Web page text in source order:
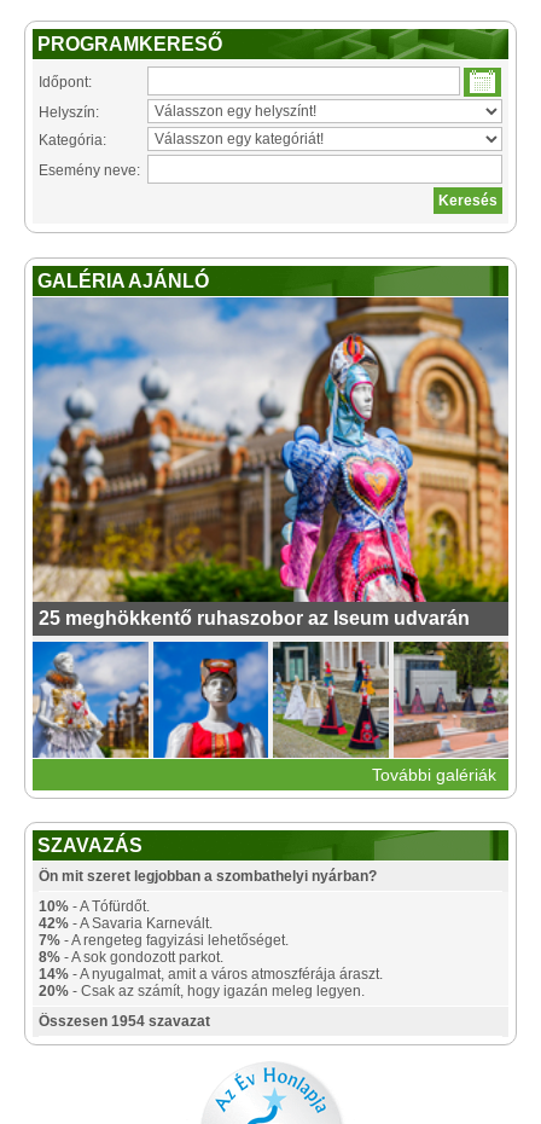
PROGRAMKERESŐ
Időpont:
Helyszín:
Kategória:
Esemény neve:
GALÉRIA AJÁNLÓ
25 meghökkentő ruhaszobor az Iseum udvarán
További galériák
SZAVAZÁS
Ön mit szeret legjobban a szombathelyi nyárban?
10% - A Tófürdőt.
42% - A Savaria Karnevált.
7% - A rengeteg fagyizási lehetőséget.
8% - A sok gondozott parkot.
14% - A nyugalmat, amit a város atmoszférája áraszt.
20% - Csak az számít, hogy igazán meleg legyen.
Összesen 1954 szavazat